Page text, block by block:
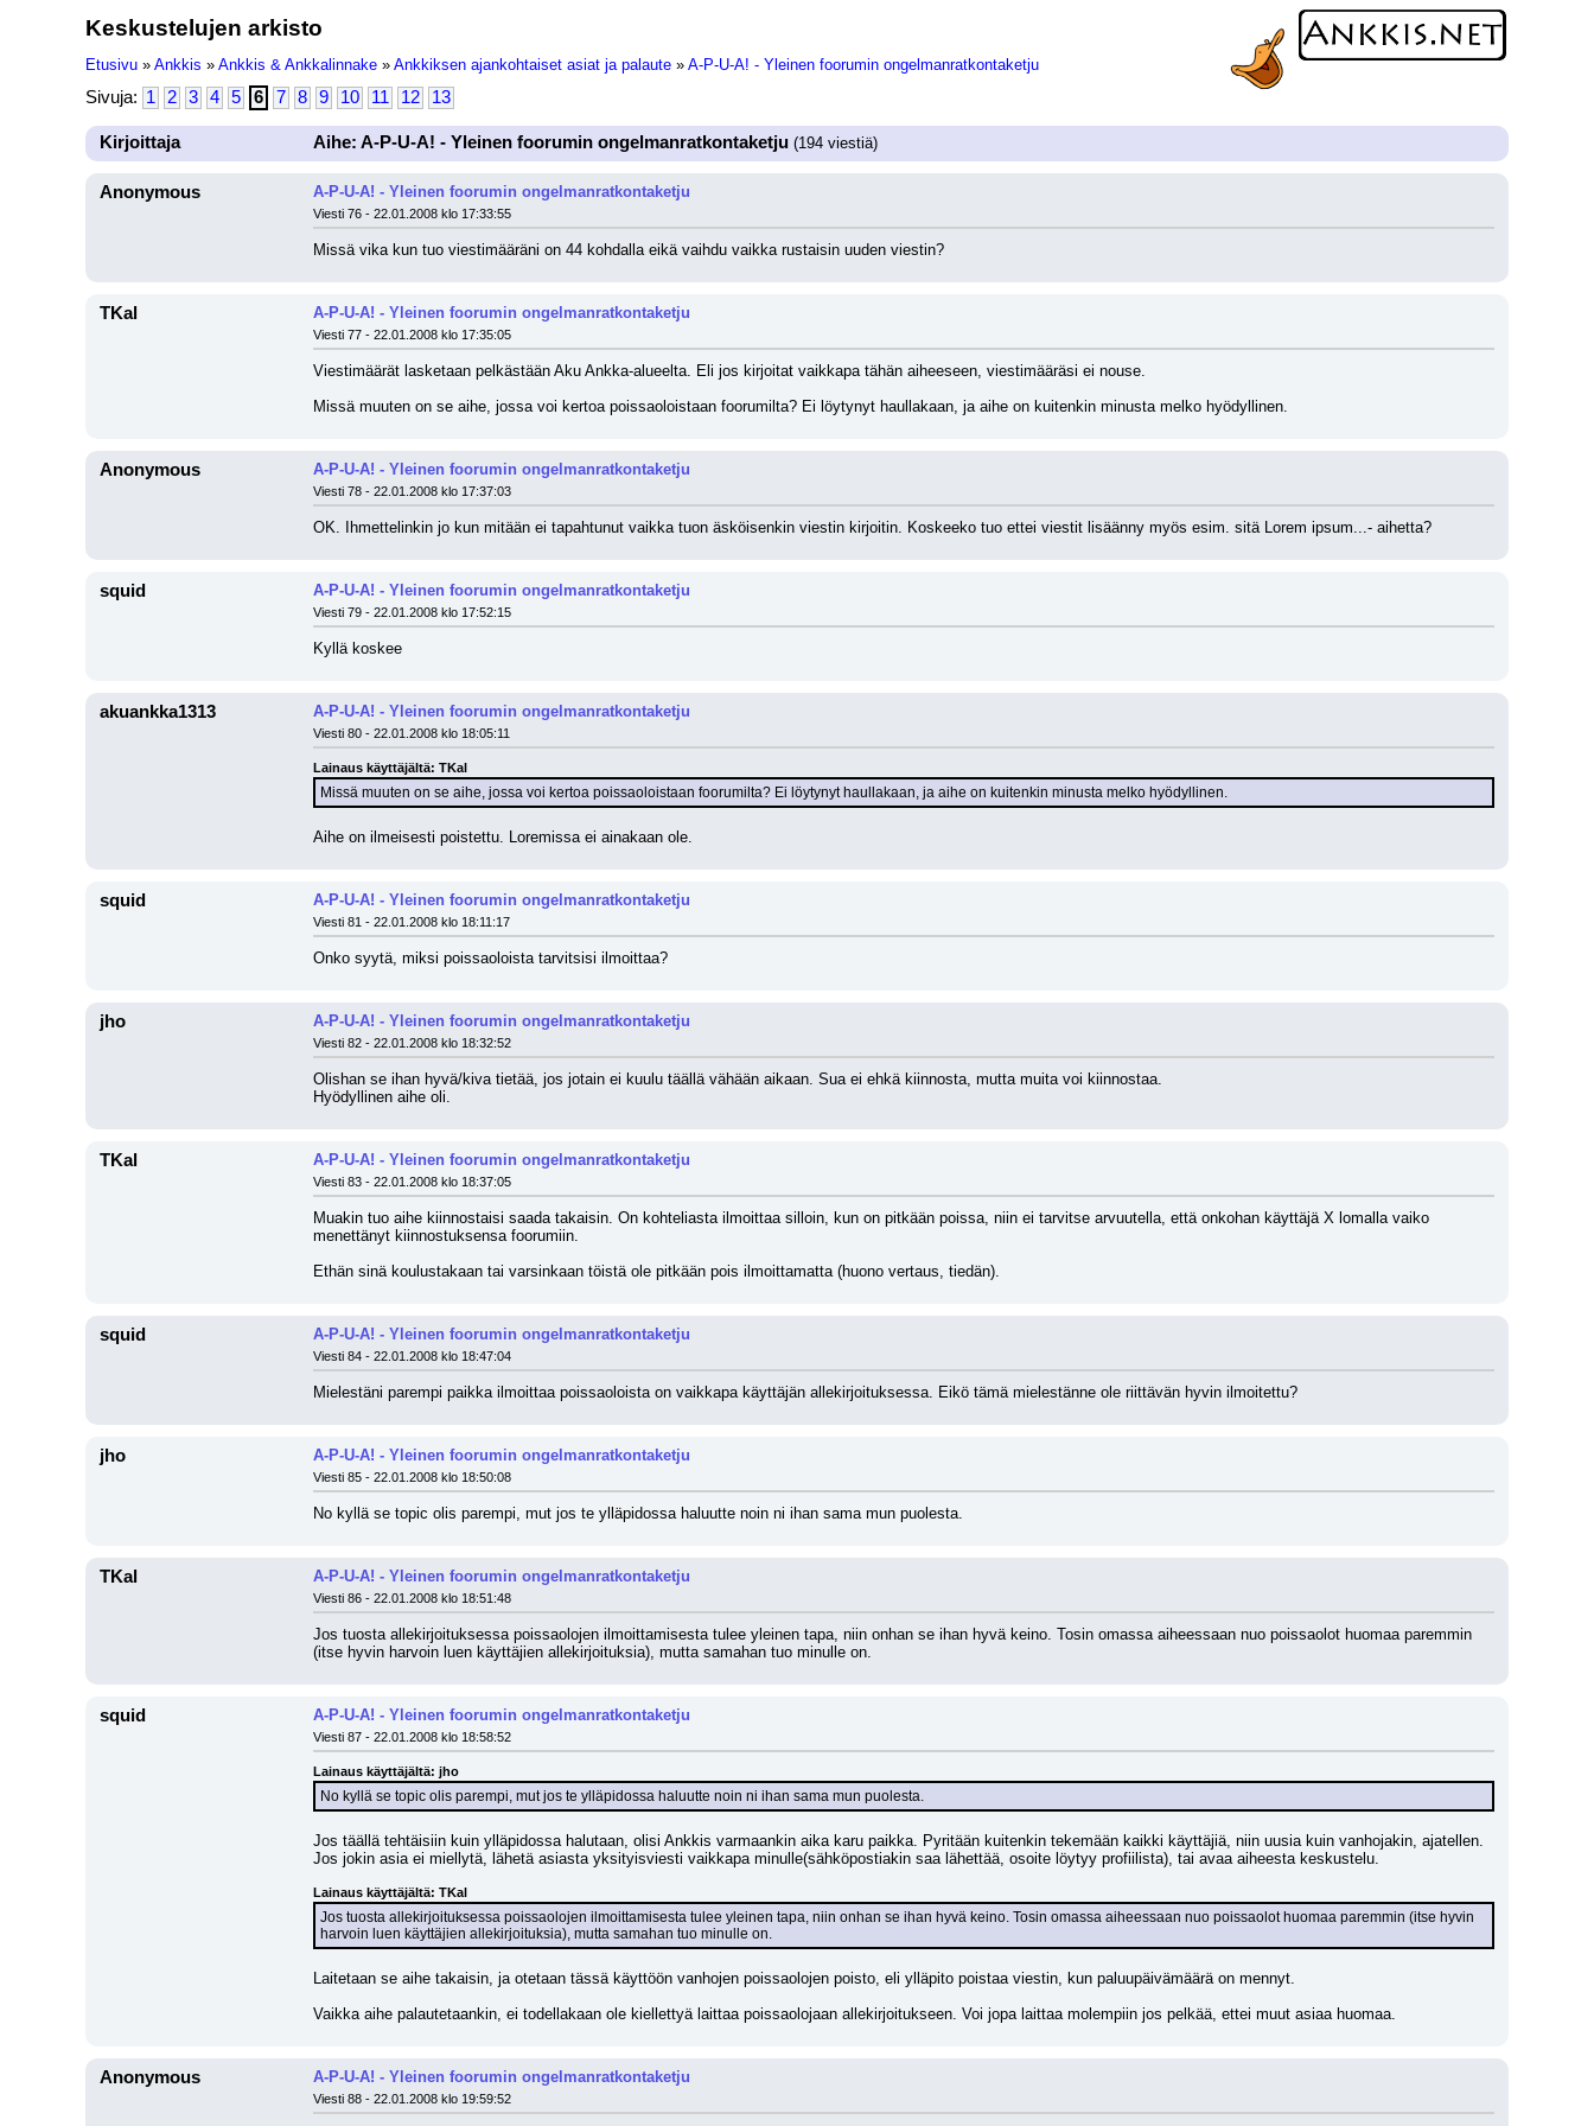
Keskustelujen arkisto
Etusivu » Ankkis » Ankkis & Ankkalinnake » Ankkiksen ajankohtaiset asiat ja palaute » A-P-U-A! - Yleinen foorumin ongelmanratkontaketju
Sivuja: 1 2 3 4 5 6 7 8 9 10 11 12 13
Kirjoittaja Aihe: A-P-U-A! - Yleinen foorumin ongelmanratkontaketju (194 viestiä)
Anonymous A-P-U-A! - Yleinen foorumin ongelmanratkontaketju
Viesti 76 - 22.01.2008 klo 17:33:55
Missä vika kun tuo viestimääräni on 44 kohdalla eikä vaihdu vaikka rustaisin uuden viestin?
TKal A-P-U-A! - Yleinen foorumin ongelmanratkontaketju
Viesti 77 - 22.01.2008 klo 17:35:05
Viestimäärät lasketaan pelkästään Aku Ankka-alueelta. Eli jos kirjoitat vaikkapa tähän aiheeseen, viestimääräsi ei nouse.
Missä muuten on se aihe, jossa voi kertoa poissaoloistaan foorumilta? Ei löytynyt haullakaan, ja aihe on kuitenkin minusta melko hyödyllinen.
Anonymous A-P-U-A! - Yleinen foorumin ongelmanratkontaketju
Viesti 78 - 22.01.2008 klo 17:37:03
OK. Ihmettelinkin jo kun mitään ei tapahtunut vaikka tuon äsköisenkin viestin kirjoitin. Koskeeko tuo ettei viestit lisäänny myös esim. sitä Lorem ipsum...- aihetta?
squid A-P-U-A! - Yleinen foorumin ongelmanratkontaketju
Viesti 79 - 22.01.2008 klo 17:52:15
Kyllä koskee
akuankka1313 A-P-U-A! - Yleinen foorumin ongelmanratkontaketju
Viesti 80 - 22.01.2008 klo 18:05:11
Lainaus käyttäjältä: TKal
Missä muuten on se aihe, jossa voi kertoa poissaoloistaan foorumilta? Ei löytynyt haullakaan, ja aihe on kuitenkin minusta melko hyödyllinen.
Aihe on ilmeisesti poistettu. Loremissa ei ainakaan ole.
squid A-P-U-A! - Yleinen foorumin ongelmanratkontaketju
Viesti 81 - 22.01.2008 klo 18:11:17
Onko syytä, miksi poissaoloista tarvitsisi ilmoittaa?
jho A-P-U-A! - Yleinen foorumin ongelmanratkontaketju
Viesti 82 - 22.01.2008 klo 18:32:52
Olishan se ihan hyvä/kiva tietää, jos jotain ei kuulu täällä vähään aikaan. Sua ei ehkä kiinnosta, mutta muita voi kiinnostaa.
Hyödyllinen aihe oli.
TKal A-P-U-A! - Yleinen foorumin ongelmanratkontaketju
Viesti 83 - 22.01.2008 klo 18:37:05
Muakin tuo aihe kiinnostaisi saada takaisin. On kohteliasta ilmoittaa silloin, kun on pitkään poissa, niin ei tarvitse arvuutella, että onkohan käyttäjä X lomalla vaiko
menettänyt kiinnostuksensa foorumiin.
Ethän sinä koulustakaan tai varsinkaan töistä ole pitkään pois ilmoittamatta (huono vertaus, tiedän).
squid A-P-U-A! - Yleinen foorumin ongelmanratkontaketju
Viesti 84 - 22.01.2008 klo 18:47:04
Mielestäni parempi paikka ilmoittaa poissaoloista on vaikkapa käyttäjän allekirjoituksessa. Eikö tämä mielestänne ole riittävän hyvin ilmoitettu?
jho A-P-U-A! - Yleinen foorumin ongelmanratkontaketju
Viesti 85 - 22.01.2008 klo 18:50:08
No kyllä se topic olis parempi, mut jos te ylläpidossa haluutte noin ni ihan sama mun puolesta.
TKal A-P-U-A! - Yleinen foorumin ongelmanratkontaketju
Viesti 86 - 22.01.2008 klo 18:51:48
Jos tuosta allekirjoituksessa poissaolojen ilmoittamisesta tulee yleinen tapa, niin onhan se ihan hyvä keino. Tosin omassa aiheessaan nuo poissaolot huomaa paremmin
(itse hyvin harvoin luen käyttäjien allekirjoituksia), mutta samahan tuo minulle on.
squid A-P-U-A! - Yleinen foorumin ongelmanratkontaketju
Viesti 87 - 22.01.2008 klo 18:58:52
Lainaus käyttäjältä: jho
No kyllä se topic olis parempi, mut jos te ylläpidossa haluutte noin ni ihan sama mun puolesta.
Jos täällä tehtäisiin kuin ylläpidossa halutaan, olisi Ankkis varmaankin aika karu paikka. Pyritään kuitenkin tekemään kaikki käyttäjiä, niin uusia kuin vanhojakin, ajatellen.
Jos jokin asia ei miellytä, lähetä asiasta yksityisviesti vaikkapa minulle(sähköpostiakin saa lähettää, osoite löytyy profiilista), tai avaa aiheesta keskustelu.
Lainaus käyttäjältä: TKal
Jos tuosta allekirjoituksessa poissaolojen ilmoittamisesta tulee yleinen tapa, niin onhan se ihan hyvä keino. Tosin omassa aiheessaan nuo poissaolot huomaa paremmin (itse hyvin
harvoin luen käyttäjien allekirjoituksia), mutta samahan tuo minulle on.
Laitetaan se aihe takaisin, ja otetaan tässä käyttöön vanhojen poissaolojen poisto, eli ylläpito poistaa viestin, kun paluupäivämäärä on mennyt.
Vaikka aihe palautetaankin, ei todellakaan ole kiellettyä laittaa poissaolojaan allekirjoitukseen. Voi jopa laittaa molempiin jos pelkää, ettei muut asiaa huomaa.
Anonymous A-P-U-A! - Yleinen foorumin ongelmanratkontaketju
Viesti 88 - 22.01.2008 klo 19:59:52